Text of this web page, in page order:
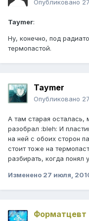
Опубликовано
Taymer:
Ну, конечно, под
термопастой.
Taymer
Опубликовано
А там старая
разобрал :bleh: И
на ней с обоих сторон
стоит тоже на
разбирать, когда понял
Изменено 27 июля,
Форматцевт